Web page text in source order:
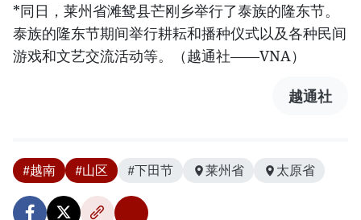
*同日，莱州省滩鸳县芒刚乡举行了泰族的隆东节。
泰族的隆东节期间举行耕耘和播种仪式以及各种民间
游戏和文艺交流活动等。（越通社——VNA）
越通社
#越南 #山区 #下田节 莱州省 太原省